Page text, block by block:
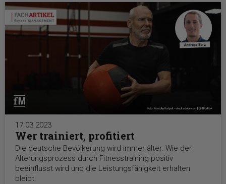
17.03.2023
Wer trainiert, profitiert
Die deutsche Bevölkerung wird immer älter: Wie der
Alterungsprozess durch Fitnesstraining positiv
beeinflusst wird und die Leistungsfähigkeit erhalten
bleibt.